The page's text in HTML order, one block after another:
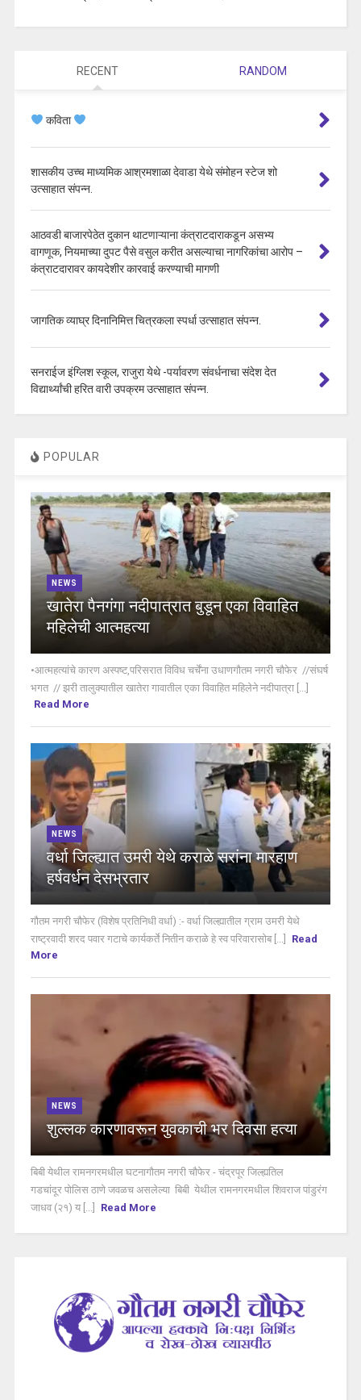
RECENT RANDOM
कविता
शासकीय उच्च माध्यमिक आश्रमशाळा देवाडा येथे संमोहन स्टेज शो
उत्साहात संपन्न.
आठवडी बाजारपेठेत दुकान थाटणाऱ्याना कंत्राटदाराकडून असभ्य
वागणूक, नियमाच्या दुपट पैसे वसुल करीत असल्याचा नागरिकांचा आरोप –
कंत्राटदारावर कायदेशीर कारवाई करण्याची मागणी
जागतिक व्याघ्र दिनानिमित्त चित्रकला स्पर्धा उत्साहात संपन्न.
सनराईज इंग्लिश स्कूल, राजुरा येथे -पर्यावरण संवर्धनाचा संदेश देत
विद्यार्थ्यांची हरित वारी उपक्रम उत्साहात संपन्न.
POPULAR
NEWS
खातेरा पैनगंगा नदीपात्रात बुडून एका विवाहित
महिलेची आत्महत्या
•आत्महत्यांचे कारण अस्पष्ट,परिसरात विविध चर्चेंना उधाणगौतम नगरी चौफेर //संघर्ष
भगत // झरी तालुक्यातील खातेरा गावातील एका विवाहित महिलेने नदीपात्रा [...]
Read More
NEWS
वर्धा जिल्ह्यात उमरी येथे कराळे सरांना मारहाण
हर्षवर्धन देसभ्रतार
गौतम नगरी चौफेर (विशेष प्रतिनिधी वर्धा) :- वर्धा जिल्ह्यातील ग्राम उमरी येथे
राष्ट्रवादी शरद पवार गटाचे कार्यकर्ते नितीन कराळे हे स्व परिवारासोब [...]
Read
More
NEWS
शुल्लक कारणावरून युवकाची भर दिवसा हत्या
बिबी येथील रामनगरमधील घटनागौतम नगरी चौफेर - चंद्रपूर जिल्ह्यतिल
गडचांदूर पोलिस ठाणे जवळच असलेल्या बिबी येथील रामनगरमधील शिवराज पांडुरंग
जाधव (२१) य [...]
Read More